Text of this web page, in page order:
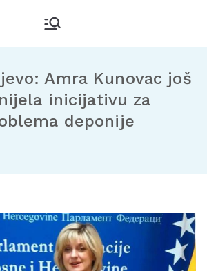
Amra Kunovac još
inicijativu za
deponije